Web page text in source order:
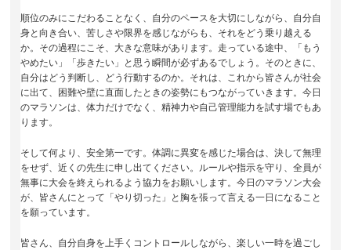
順位のみにこだわることなく、自分のペースを大切にしながら、自分自
身と向き合い、苦しさや限界を感じながらも、それをどう乗り越える
か。その過程にこそ、大きな意味があります。走っている途中、「もう
やめたい」「歩きたい」と思う瞬間が必ずあるでしょう。そのときに、
自分はどう判断し、どう行動するのか。それは、これから皆さんが社会
に出て、困難や壁に直面したときの姿勢にもつながっていきます。今日
のマラソンは、体力だけでなく、精神力や自己管理能力を試す場でもあ
ります。
そして何より、安全第一です。体調に異変を感じた場合は、決して無理
をせず、近くの先生に申し出てください。ルールや指示を守り、全員が
無事に大会を終えられるよう協力をお願いします。今日のマラソン大会
が、皆さんにとって「やり切った」と胸を張って言える一日になること
を願っています。
皆さん、自分自身を上手くコントロールしながら、楽しい一時を過ごし